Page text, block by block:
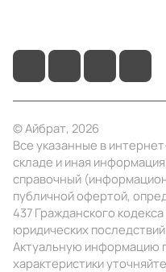
© Айбрат, 2026
Все указанные в
складе и иная
справочный
публичной офертой,
437 Гражданского
юридических
Актуальную информацию
характеристики